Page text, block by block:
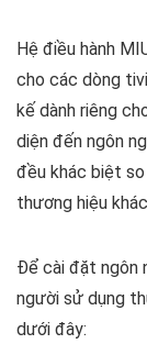
Hệ điều hành
cho các dòng
kế dành riêng
diện đến ngôn
đều khác biệt
thương hiệu
Để cài đặt ngôn
người sử dụng
dưới đây: